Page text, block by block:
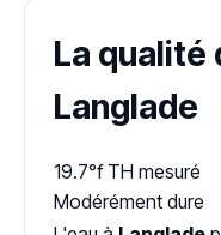
La qualité
Langlade
19.7°f TH mesuré
Modérément dure